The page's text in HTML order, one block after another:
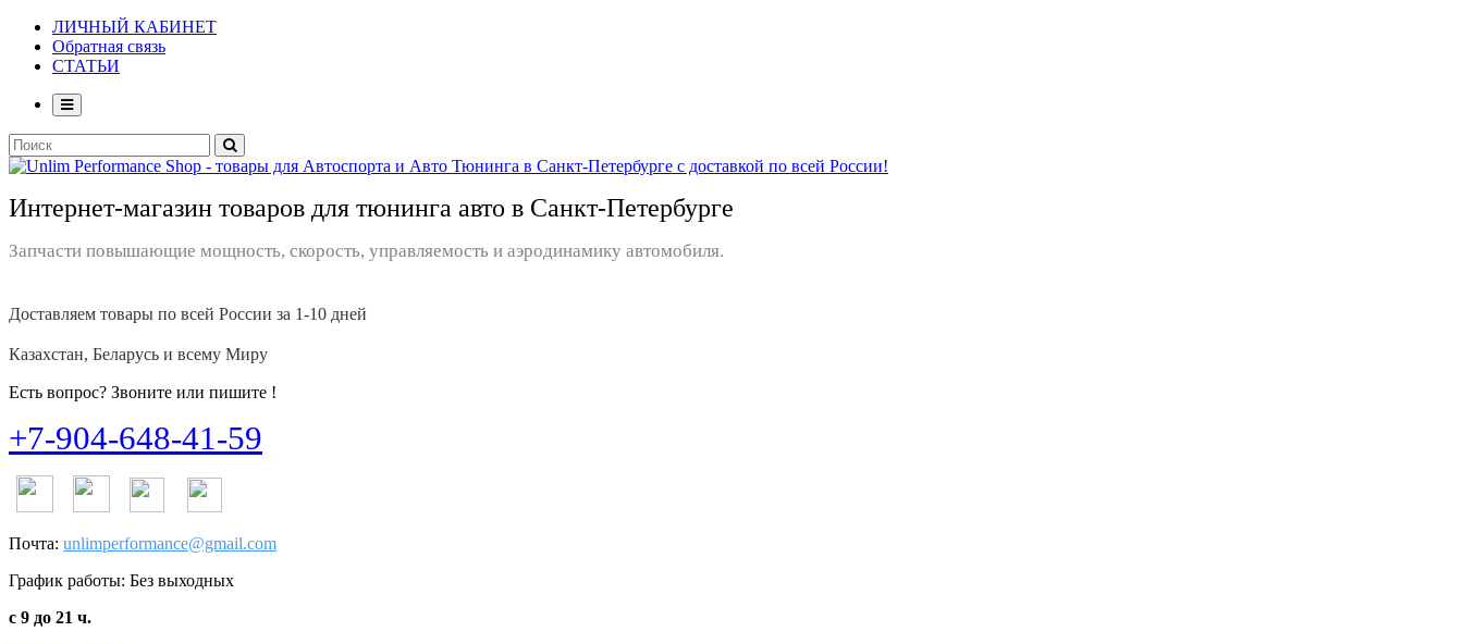
ЛИЧНЫЙ КАБИНЕТ
Обратная связь
СТАТЬИ
Интернет-магазин товаров для тюнинга авто в Санкт-Петербурге
Запчасти повышающие мощность, скорость, управляемость и аэродинамику автомобиля.
Доставляем товары по всей России за 1-10 дней
Казахстан, Беларусь и всему Миру
Есть вопрос? Звоните или пишите !
+7-904-648-41-59
Почта: unlimperformance@gmail.com
График работы: Без выходных
с 9 до 21 ч.